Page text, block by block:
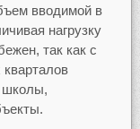
вводимой в
нагрузку
так как с
школы,